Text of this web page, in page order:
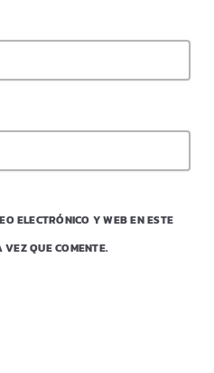
ELECTRÓNICO Y WEB EN ESTE
QUE COMENTE.